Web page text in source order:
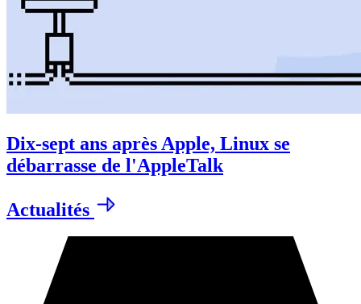
Dix-sept ans après Apple, Linux se
débarrasse de l'AppleTalk
Actualités